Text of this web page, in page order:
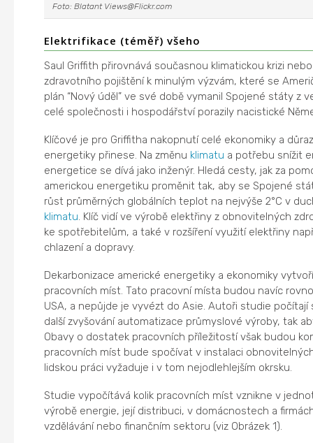
Foto: Blatant Views@Flickr.com
Elektrifikace (téměř) všeho
Saul Griffith přirovnává současnou klimatickou krizi
zdravotního pojištění k minulým výzvám, které se
plán “Nový úděl” ve své době vymanil Spojené státy z
celé společnosti i hospodářství porazily nacistické
Klíčové je pro Griffitha nakopnutí celé ekonomiky a
energetiky přinese. Na změnu klimatu a potřebu snížit
energetice se dívá jako inženýr. Hledá cesty, jak za
americkou energetiku proměnit tak, aby se Spojené
růst průměrných globálních teplot na nejvýše 2°C v
klimatu. Klíč vidí ve výrobě elektřiny z obnovitelných
ke spotřebitelům, a také v rozšíření využití elektřiny
chlazení a dopravy.
Dekarbonizace americké energetiky a ekonomiky
pracovních míst. Tato pracovní místa budou navíc
USA, a nepůjde je vyvézt do Asie. Autoři studie
další zvyšování automatizace průmyslové výroby, tak
Obavy o dostatek pracovních příležitostí však budou
pracovních míst bude spočívat v instalaci
lidskou práci vyžaduje i v tom nejodlehlejším okrsku.
Studie vypočítává kolik pracovních míst vznikne v
výrobě energie, její distribuci, v domácnostech a
vzdělávání nebo finančním sektoru (viz Obrázek 1).